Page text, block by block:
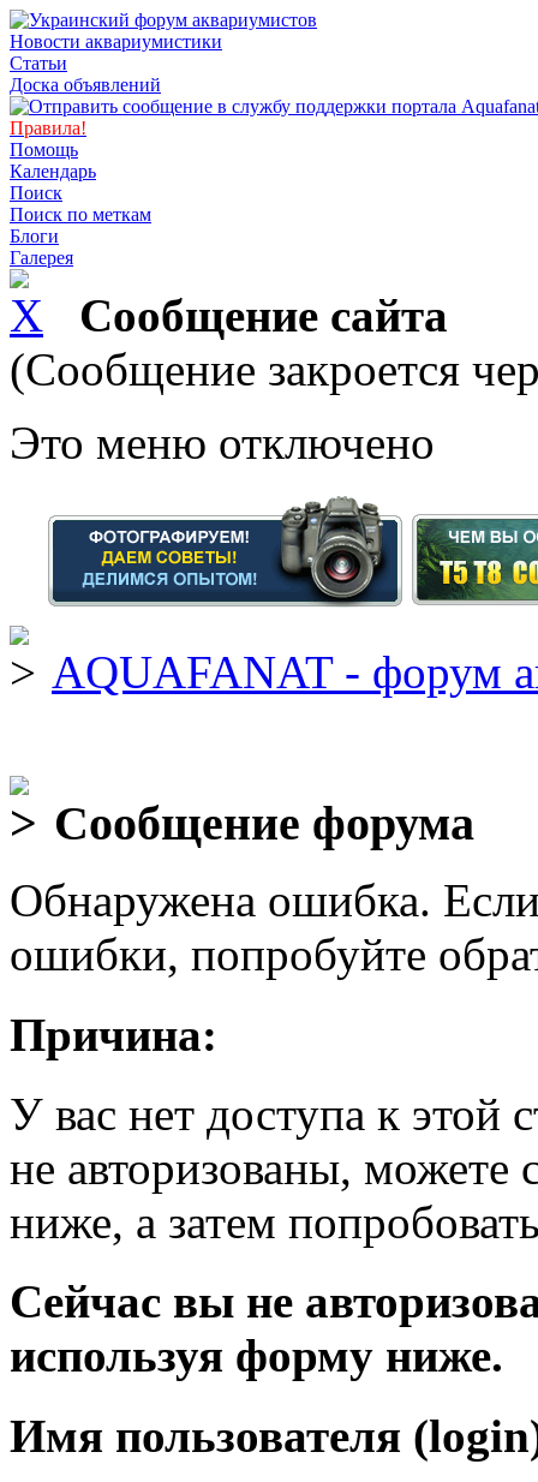
Новости аквариумистики
Статьи
Доска объявлений
Правила!
Помощь
Календарь
Поиск
Поиск по меткам
Блоги
Галерея
Сообщение сайта
(Сообщение закроется
Это меню отключено
AQUAFANAT - форум
Сообщение форума
Обнаружена ошибка.
ошибки, попробуйте
Причина:
У вас нет доступа к
не авторизованы, можете
ниже, а затем
Сейчас вы не
используя форму ниже.
Имя пользователя